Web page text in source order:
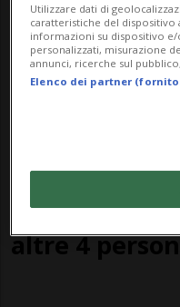
Crans-
altre 4
Utilizzare dati di
caratteristiche del dispositivo
informazioni su dispositivo
personalizzati, misurazione
annunci, ricerche sul
Elenco dei partner